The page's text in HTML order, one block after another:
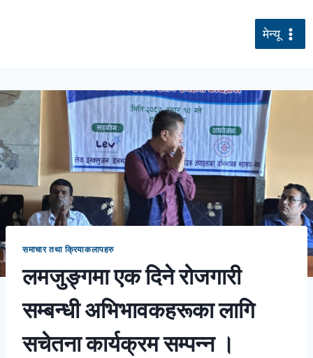
मेन्यू
समाचार तथा क्रियाकलापहरु
लमजुङ्गमा एक दिने रोजगारी
सम्बन्धी अभिभावकहरूका लागि
सचेतना कार्यक्रम सम्पन्न ।